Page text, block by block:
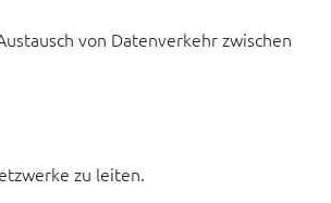
von Datenverkehr zwischen
zu leiten.